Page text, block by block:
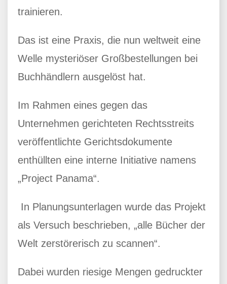
trainieren.
Das ist eine Praxis, die nun weltweit eine
Welle mysteriöser Großbestellungen bei
Buchhändlern ausgelöst hat.
Im Rahmen eines gegen das
Unternehmen gerichteten Rechtsstreits
veröffentlichte Gerichtsdokumente
enthüllten eine interne Initiative namens
„Project Panama“.
In Planungsunterlagen wurde das Projekt
als Versuch beschrieben, „alle Bücher der
Welt zerstörerisch zu scannen“.
Dabei wurden riesige Mengen gedruckter